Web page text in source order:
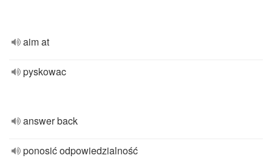
aim at
pyskowac
answer back
ponosić odpowiedzialność